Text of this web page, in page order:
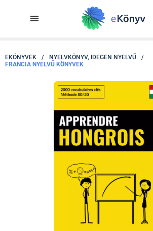
EKÖNYVEK / NYELVKÖNYV, IDEGEN NYELVŰ
/
FRANCIA NYELVŰ KÖNYVEK